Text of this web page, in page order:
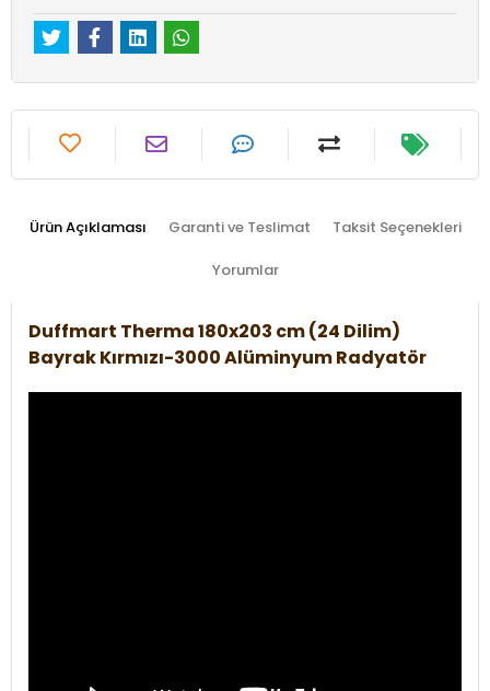
Ürün Açıklaması Garanti ve Teslimat Taksit Seçenekleri
Yorumlar
Duffmart Therma 180x203 cm (24 Dilim)
Bayrak Kırmızı-3000 Alüminyum Radyatör